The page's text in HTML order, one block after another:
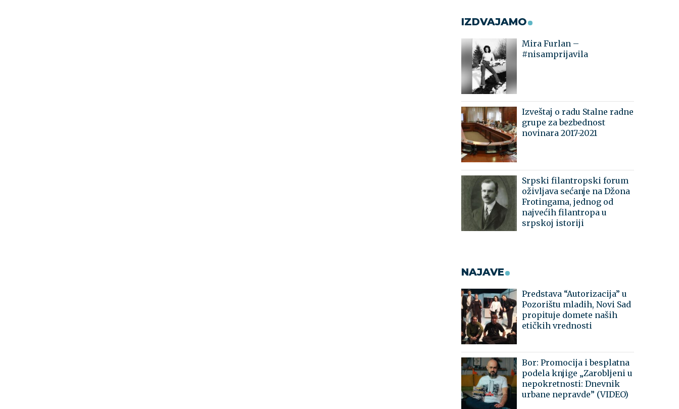
IZDVAJAMO
Mira Furlan –
#nisamprijavila
Izveštaj o radu Stalne radne
grupe za bezbednost
novinara 2017-2021
Srpski filantropski forum
oživljava sećanje na Džona
Frotingama, jednog od
najvećih filantropa u
srpskoj istoriji
NAJAVE
Predstava “Autorizacija” u
Pozorištu mladih, Novi Sad
propituje domete naših
etičkih vrednosti
Bor: Promocija i besplatna
podela knjige „Zarobljeni u
nepokretnosti: Dnevnik
urbane nepravde” (VIDEO)